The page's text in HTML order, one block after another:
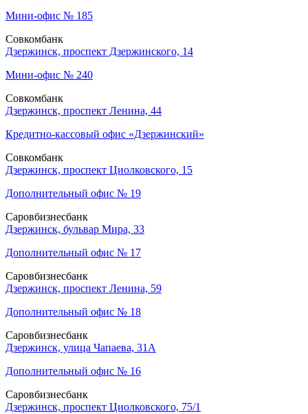
Мини-офис № 185
Совкомбанк
Дзержинск, проспект Дзержинского, 14
Мини-офис № 240
Совкомбанк
Дзержинск, проспект Ленина, 44
Кредитно-кассовый офис «Дзержинский»
Совкомбанк
Дзержинск, проспект Циолковского, 15
Дополнительный офис № 19
Саровбизнесбанк
Дзержинск, бульвар Мира, 33
Дополнительный офис № 17
Саровбизнесбанк
Дзержинск, проспект Ленина, 59
Дополнительный офис № 18
Саровбизнесбанк
Дзержинск, улица Чапаева, 31А
Дополнительный офис № 16
Саровбизнесбанк
Дзержинск, проспект Циолковского, 75/1